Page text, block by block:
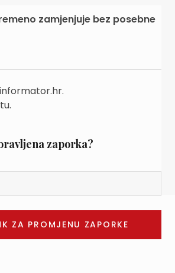
zamjenjuje bez posebne
zaporka?